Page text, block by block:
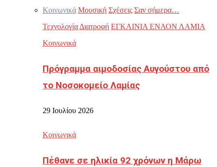
Κοινωνικά Μουσική Σχέσεις Σαν σήμερα…
Τεχνολογία Διατροφή ΕΓΚΑΙΝΙΑ ΕΝΑΟΝ ΛΑΜΙΑ
Κοινωνικά
Πρόγραμμα αιμοδοσίας Αυγούστου από
το Νοσοκομείο Λαμίας
29 Ιουλίου 2026
Κοινωνικά
Πέθανε σε ηλικία 92 χρόνων η Μάρω